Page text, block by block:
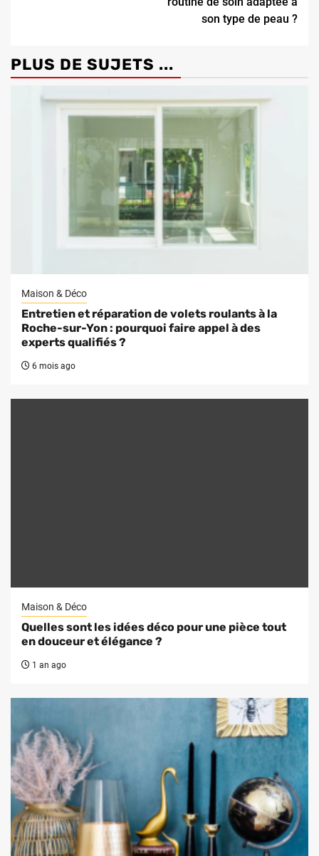
son type de peau ?
PLUS DE SUJETS ...
Maison & Déco
Entretien et réparation de volets roulants à la
Roche-sur-Yon : pourquoi faire appel à des
experts qualifiés ?
6 mois ago
Maison & Déco
Quelles sont les idées déco pour une pièce tout
en douceur et élégance ?
1 an ago